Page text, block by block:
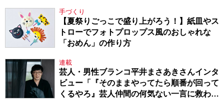
手づくり
【夏祭りごっこで盛り上がろう！】紙皿やス
トローでフォトプロップス風のおしゃれな
「おめん」の作り方
連載
芸人・男性ブランコ平井まさあきさんインタ
ビュー「『そのままやってたら順番が回って
くるやろ』芸人仲間の何気ない一言に救われ